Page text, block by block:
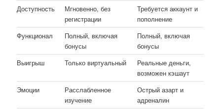
Доступность
Мгновенно, без
регистрации
Требуется аккаунт и
пополнение
Функционал
Полный, включая
бонусы
Полный, включая
бонусы
Выигрыш
Только виртуальный
Реальные деньги,
возможен кэшаут
Эмоции
Расслабленное
изучение
Острый азарт и
адреналин